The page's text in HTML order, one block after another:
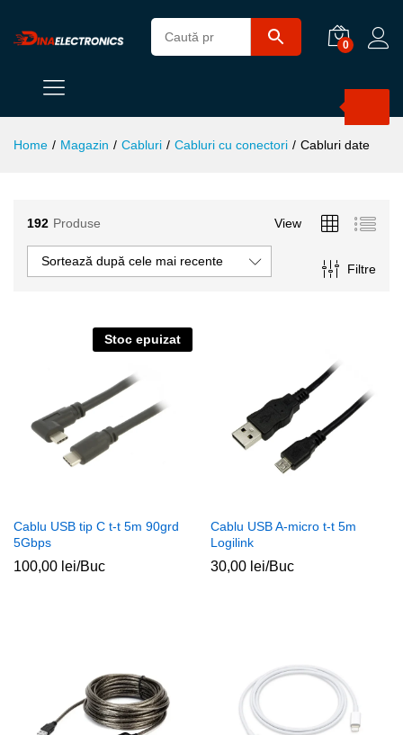
0
Home / Magazin / Cabluri / Cabluri cu conectori / Cabluri date
192 Produse View
Filtre
Sortează după cele mai recente
Stoc epuizat
Cablu USB tip C t-t 5m 90grd
5Gbps
100,00 lei/Buc
Cablu USB A-micro t-t 5m
Logilink
30,00 lei/Buc